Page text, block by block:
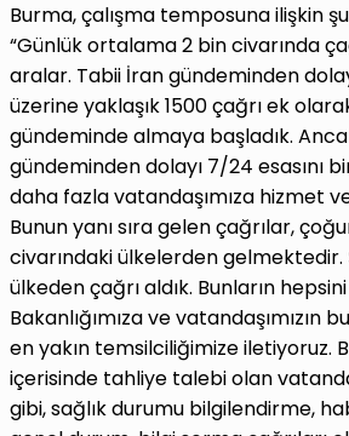
Burma, çalışma temposuna ilişkin
“Günlük ortalama 2 bin civarında
aralar. Tabii İran gündeminden
üzerine yaklaşık 1500 çağrı ek
gündeminde almaya başladık.
gündeminden dolayı 7/24 esasını
daha fazla vatandaşımıza hizmet
Bunun yanı sıra gelen çağrılar,
civarındaki ülkelerden gelmektedir.
ülkeden çağrı aldık. Bunların
Bakanlığımıza ve vatandaşımızın
en yakın temsilciliğimize iletiyoruz.
içerisinde tahliye talebi olan
gibi, sağlık durumu bilgilendirme,